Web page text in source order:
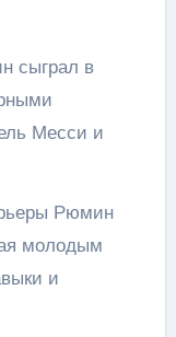
сыграл в
Месси и
Рюмин
молодым
и